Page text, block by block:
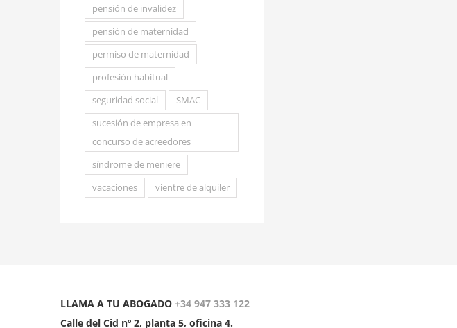
pensión de invalidez
pensión de maternidad
permiso de maternidad
profesión habitual
seguridad social
SMAC
sucesión de empresa en
concurso de acreedores
síndrome de meniere
vacaciones
vientre de alquiler
LLAMA A TU ABOGADO +34 947 333 122
Calle del Cid nº 2, planta 5, oficina 4.